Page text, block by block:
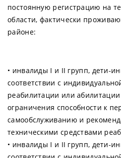
постоянную регистрацию на
области, фактически
районе:
• инвалиды I и II групп, дети-
соответствии с
реабилитации или
ограничения способности к
самообслуживанию и
техническими средствами
• инвалиды I и II групп, дети-